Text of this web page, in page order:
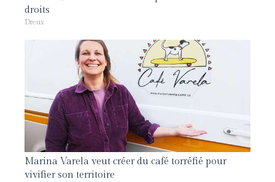
droits
Dreux
Marina Varela veut créer du café torréfié pour
vivifier son territoire